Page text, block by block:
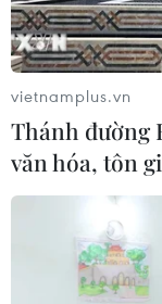
#Ngày Báo chí
#Báo chí cách
Theo dõi
vietnamplus.vn
Thánh đường
văn hóa, tôn